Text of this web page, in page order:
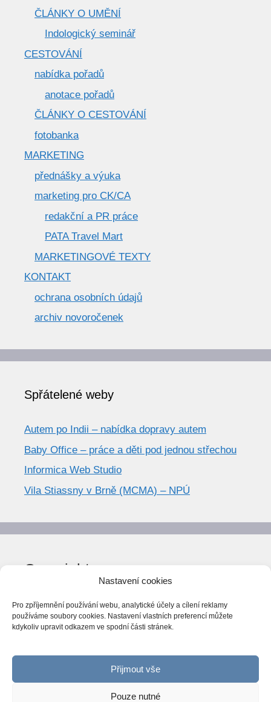
Nastavení cookies
Pro zpříjemnění používání webu, analytické účely a cílení reklamy
používáme soubory cookies. Nastavení vlastních preferencí můžete
kdykoliv upravit odkazem ve spodní části stránek.
Přijmout vše
Pouze nutné
ČLÁNKY O UMĚNÍ
Indologický seminář
CESTOVÁNÍ
nabídka pořadů
anotace pořadů
ČLÁNKY O CESTOVÁNÍ
fotobanka
MARKETING
přednášky a výuka
marketing pro CK/CA
redakční a PR práce
PATA Travel Mart
MARKETINGOVÉ TEXTY
KONTAKT
ochrana osobních údajů
archiv novoročenek
Spřátelené weby
Autem po Indii – nabídka dopravy autem
Baby Office – práce a děti pod jednou střechou
Informica Web Studio
Vila Stiassny v Brně (MCMA) – NPÚ
Copyright
© World Trend 2014-2026
Všechna práva vyhrazena.
CC BY-NC 4.0
ováno Národní knihovnou ČR